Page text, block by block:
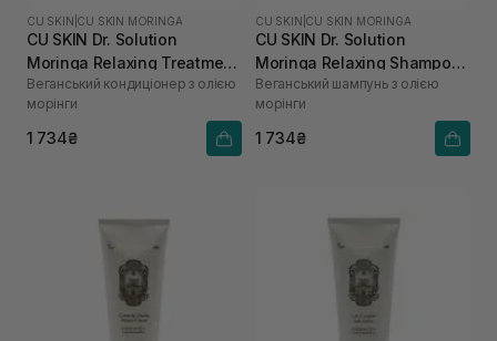
CU SKIN CU SKIN MORINGA
CU SKIN Dr. Solution
Moringa Relaxing Treatment
400 мл
Веганський кондиціонер з олією
морінги
1 734₴
CU SKIN CU SKIN MORINGA
CU SKIN Dr. Solution
Moringa Relaxing Shampoo
400 мл
Веганський шампунь з олією
морінги
1 734₴